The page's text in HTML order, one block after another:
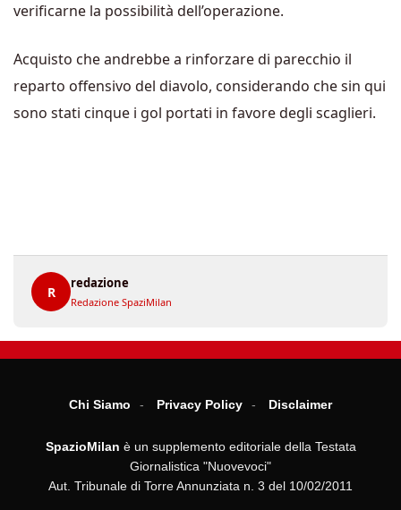
verificarne la possibilità dell’operazione.
Acquisto che andrebbe a rinforzare di parecchio il
reparto offensivo del diavolo, considerando che sin qui
sono stati cinque i gol portati in favore degli scaglieri.
R
redazione
Redazione SpaziMilan
Chi Siamo Privacy Policy Disclaimer
SpazioMilan è un supplemento editoriale della Testata
Giornalistica "Nuovevoci"
Aut. Tribunale di Torre Annunziata n. 3 del 10/02/2011